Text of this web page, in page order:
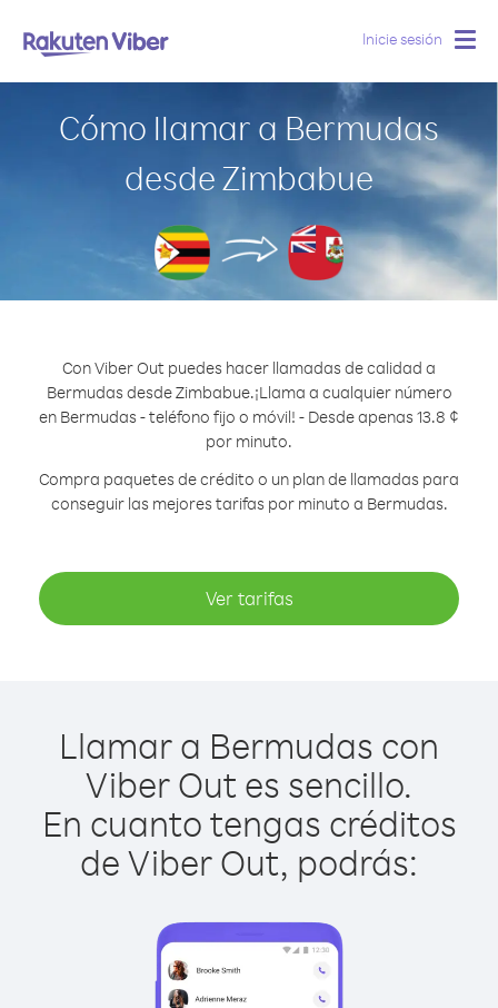
Inicie sesión
Cómo llamar a Bermudas
desde Zimbabue
Con Viber Out puedes hacer llamadas de calidad a
Bermudas desde Zimbabue.¡Llama a cualquier número
en Bermudas - teléfono fijo o móvil! - Desde apenas 13.8 ¢
por minuto.
Compra paquetes de crédito o un plan de llamadas para
conseguir las mejores tarifas por minuto a Bermudas.
Ver tarifas
Llamar a Bermudas con
Viber Out es sencillo.
En cuanto tengas créditos
de Viber Out, podrás: